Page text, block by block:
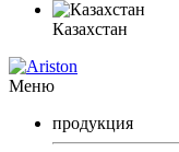
Казахстан
Меню
продукция